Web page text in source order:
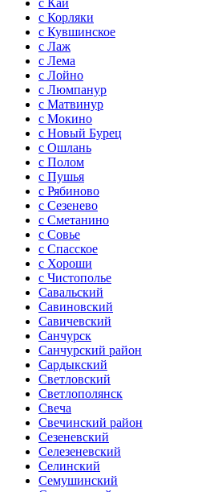
с Корляки
с Кувшинское
с Лаж
с Лема
с Лойно
с Люмпанур
с Матвинур
с Мокино
с Новый Бурец
с Ошлань
с Полом
с Пушья
с Рябиново
с Сезенево
с Сметанино
с Совье
с Спасское
с Хороши
с Чистополье
Савальский
Савиновский
Савичевский
Санчурск
Санчурский район
Сардыкский
Светловский
Светлополянск
Свеча
Свечинский район
Сезеневский
Селезеневский
Селинский
Семушинский